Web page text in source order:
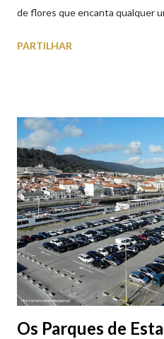
de flores que encanta qualquer
aproveite a paisagem como
PARTILHAR
Os Parques de